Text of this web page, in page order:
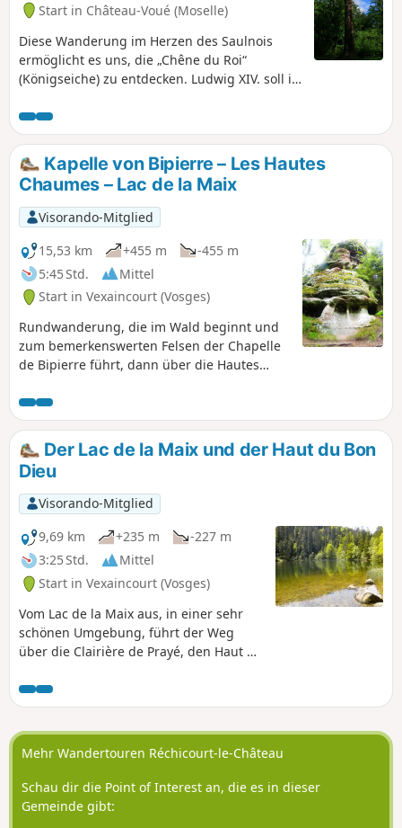
Start in Château-Voué (Moselle)
Diese Wanderung im Herzen des Saulnois
ermöglicht es uns, die „Chêne du Roi“
(Königseiche) zu entdecken. Ludwig XIV. soll in
Alter auf vier Jahrhunderte geschätzt wird. Sie
befindet sich im Wald gegenüber von
Château-Voué, einem geschichtsträchtigen
Dorf. Heute ist sie nicht mehr so leicht zu
finden, und ich lade Sie ein, sie gemeinsam
mit mir zu entdecken und zu bewundern. Sie
haben außerdem die Gelegenheit, Château-
Voué (Burgruine und Festung) zu besichtigen
sowie am wunderschönen Étang de Wuisse
entlang zu wandern.
Kapelle von Bipierre – Les Hautes
Chaumes – Lac de la Maix
Visorando-Mitglied
15,53 km
+455 m
-455 m
5:45 Std.
Mittel
Start in Vexaincourt (Vosges)
Rundwanderung, die im Wald beginnt und
zum bemerkenswerten Felsen der Chapelle
de Bipierre führt, dann über die Hautes
begleitet von Ausblicken auf den Donon. Die
Wanderung endet am friedlichen Lac de la
Maix.Der Lac de la Maix und der Haut du Bon
Dieu
Visorando-Mitglied
9,69 km
+235 m
-227 m
3:25 Std.
Mittel
Start in Vexaincourt (Vosges)
Vom Lac de la Maix aus, in einer sehr
schönen Umgebung, führt der Weg
über die Clairière de Prayé, den Haut du
Fontaine Colas Lorrain. Man besucht
außerdem zwei Fundstätten mit Trog-
oder Schalenformationen. Eine
Wanderung durch schöne Waldgebiete
offenem Gelände.
Mehr Wandertouren Réchicourt-le-Château
Schau dir die Point of Interest an, die es in dieser
Gemeinde gibt: